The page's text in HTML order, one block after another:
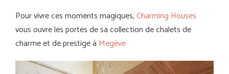
Pour vivre ces moments magiques,Charming Houses
vous ouvre les portes de sa collection de chalets de
charme et de prestige à Megève